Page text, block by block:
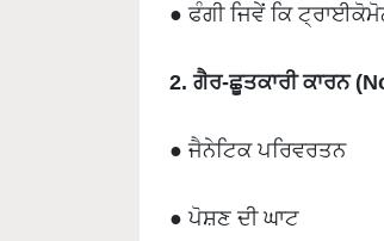
● ਫੰਗੀ ਜਿਵੇਂ ਕਿ
2. ਗੈਰ-ਛੂਤਕਾਰੀ ਕਾਰਨ
● ਜੈਨੇਟਿਕ ਪਰਿਵਰਤਨ
● ਪੋਸ਼ਣ ਦੀ ਘਾਟ